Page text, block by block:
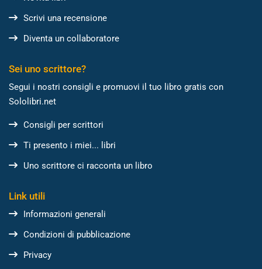
Scrivi una recensione
Diventa un collaboratore
Sei uno scrittore?
Segui i nostri consigli e promuovi il tuo libro gratis con
Sololibri.net
Consigli per scrittori
Ti presento i miei... libri
Uno scrittore ci racconta un libro
Link utili
Informazioni generali
Condizioni di pubblicazione
Privacy